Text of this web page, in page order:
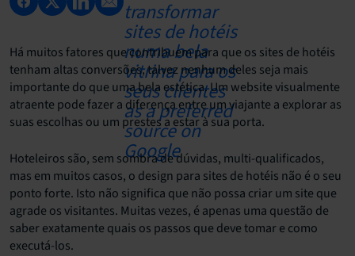
Há muitos fatores que contribuem para que os sites de hotéis
tenham altas conversões, talvez nenhum deles seja mais
importante do que uma bela estética. Um website visualmente
atraente pode fazer a diferença entre um viajante a explorar as
suas escolhas ou um prestes a estar à sua porta.
Hoteleiros são, sem sombra de dúvidas, multi-qualificados,
mas em muitos casos, o design para sites de hotéis não é o seu
ponto forte. Isto não significa que não possa criar um site que
agrade os visitantes. Muitas vezes, é apenas uma questão de
saber exatamente quais os passos que deve tomar e como
executá-los.